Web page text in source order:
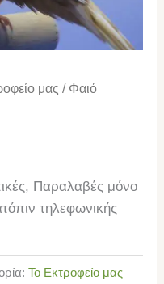
μας / Φαιό
Παραλαβές μόνο
τηλεφωνικής
Το Εκτροφείο μας